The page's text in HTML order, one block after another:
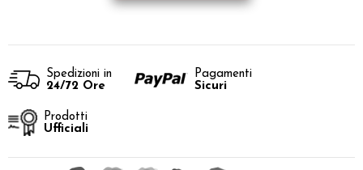
Spedizioni in
24/72 Ore
Pagamenti
Sicuri
Prodotti
Ufficiali